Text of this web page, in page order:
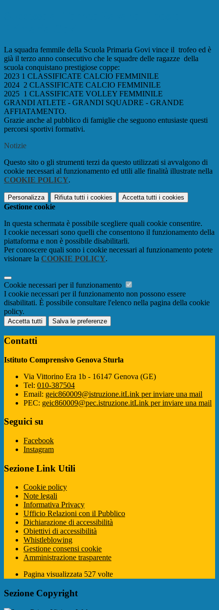
La squadra femmile della Scuola Primaria Govi vince il trofeo ed è
già il terzo anno consecutivo che le squadre delle ragazze della
scuola conquistano prestigiose coppe:
2023 1 CLASSIFICATE CALCIO FEMMINILE
2024 2 CLASSIFICATE CALCIO FEMMINILE
2025 1 CLASSIFICATE VOLLEY FEMMINILE
GRANDI ATLETE - GRANDI SQUADRE - GRANDE
AFFIATAMENTO.
Grazie anche al pubblico di famiglie che seguono entusiaste questi
percorsi sportivi formativi.
Notizie
Questo sito o gli strumenti terzi da questo utilizzati si avvalgono di
cookie necessari al funzionamento ed utili alle finalità illustrate nella
COOKIE POLICY.
Personalizza Rifiuta tutti i cookies Accetta tutti i cookies
Gestione cookie
In questa schermata è possibile scegliere quali cookie consentire.
I cookie necessari sono quelli che consentono il funzionamento della
piattaforma e non è possibile disabilitarli.
Per conoscere quali sono i cookie necessari al funzionamento potete
visionare la COOKIE POLICY.
Cookie necessari per il funzionamento
I cookie necessari per il funzionamento non possono essere
disabilitati. È possibile consultare l'elenco nella pagina della cookie
policy.
Accetta tutti Salva le preferenze
Contatti
Istituto Comprensivo Genova Sturla
Via Vittorino Era 1b - 16147 Genova (GE)
Tel: 010-387504
Email: geic860009@istruzione.itLink per inviare una mail
PEC: geic860009@pec.istruzione.itLink per inviare una mail
Seguici su
Facebook
Instagram
Sezione Link Utili
Cookie policy
Note legali
Informativa Privacy
Ufficio Relazioni con il Pubblico
Dichiarazione di accessibilità
Obiettivi di accessibilità
Whistleblowing
Gestione consensi cookie
Amministrazione trasparente
Pagina visualizzata 527 volte
Sezione Copyright